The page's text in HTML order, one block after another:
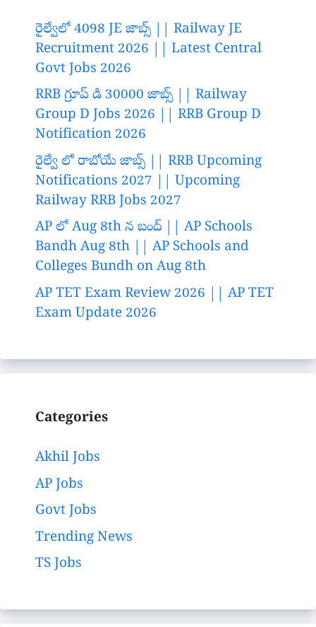
రైల్వేలో 4098 JE జాబ్స్ || Railway JE
Recruitment 2026 || Latest Central
Govt Jobs 2026
RRB గ్రూప్ డి 30000 జాబ్స్ || Railway
Group D Jobs 2026 || RRB Group D
Notification 2026
రైల్వే లో రాబోయే జాబ్స్ || RRB Upcoming
Notifications 2027 || Upcoming
Railway RRB Jobs 2027
AP లో Aug 8th న బంద్ || AP Schools
Bandh Aug 8th || AP Schools and
Colleges Bundh on Aug 8th
AP TET Exam Review 2026 || AP TET
Exam Update 2026
Categories
Akhil Jobs
AP Jobs
Govt Jobs
Trending News
TS Jobs